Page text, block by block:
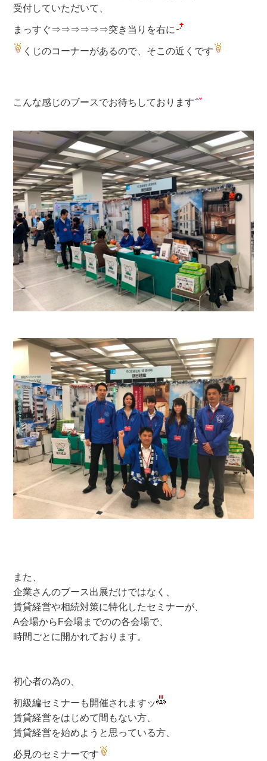
受付していただいて、
まっすぐ⇒⇒⇒⇒⇒⇒突き当りを右に
くじのコーナーがあるので、そこの近くです
こんな感じのブースでお待ちしております
また、
企業さんのブース出展だけではなく、
賃貸経営や相続対策に特化したセミナーが、
A会場からF会場までのの各会場で、
時間ごとに開かれております。
初心者の為の、
初級編セミナーも開催されますッ
賃貸経営をはじめて間もない方、
賃貸経営を始めようと思っている方、
必見のセミナーです